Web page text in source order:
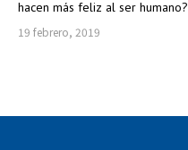
hacen más feliz al ser humano?
19 febrero, 2019